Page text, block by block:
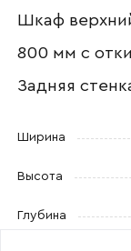
Шкаф
800 мм с
Задняя
Ширина
Высота
Глубина